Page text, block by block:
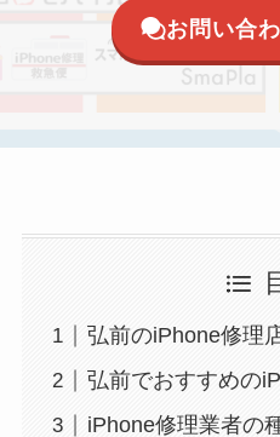
お問い合
弘前のiPhone修理
弘前でおすすめの
iPhone修理業者の